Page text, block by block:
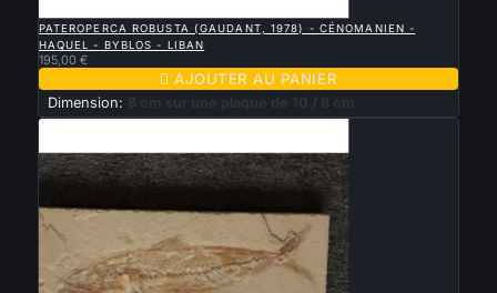
PATEROPERCA ROBUSTA (GAUDANT, 1978) - CÉNOMANIEN -
HAQUEL - BYBLOS - LIBAN
195,00 €
 AJOUTER AU PANIER
Dimension: 8 cm sur une plaque de 10 / 8 cm